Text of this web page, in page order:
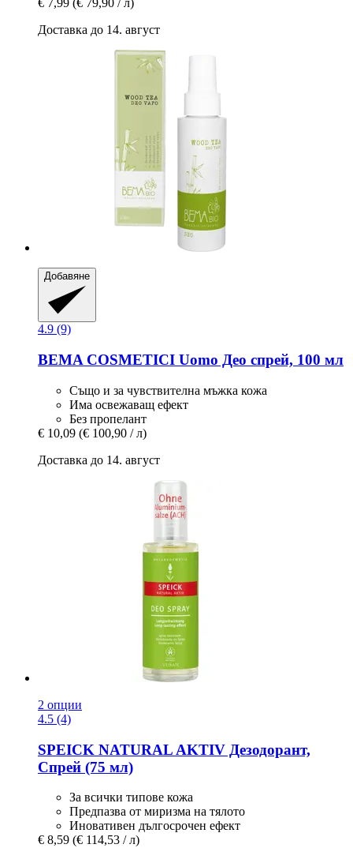
€ 7,99 (€ 79,90 / л)
Доставка до 14. август
Добавяне
4.9 (9)
BEMA COSMETICI Uomo Део спрей, 100 мл
Също и за чувствителна мъжка кожа
Има освежаващ ефект
Без пропелант
€ 10,09 (€ 100,90 / л)
Доставка до 14. август
2 опции
4.5 (4)
SPEICK NATURAL AKTIV Дезодорант,
Спрей (75 мл)
За всички типове кожа
Предпазва от миризма на тялото
Иновативен дългосрочен ефект
€ 8,59 (€ 114,53 / л)